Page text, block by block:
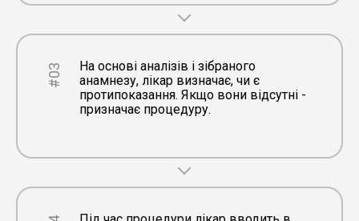
#03
На основі аналізів і зібраного
анамнезу, лікар визначає, чи є
протипоказання. Якщо вони відсутні -
призначає процедуру.